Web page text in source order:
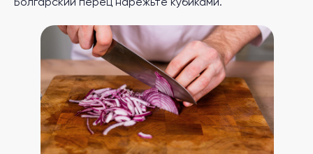
Болгарский перец нарежьте кубиками.